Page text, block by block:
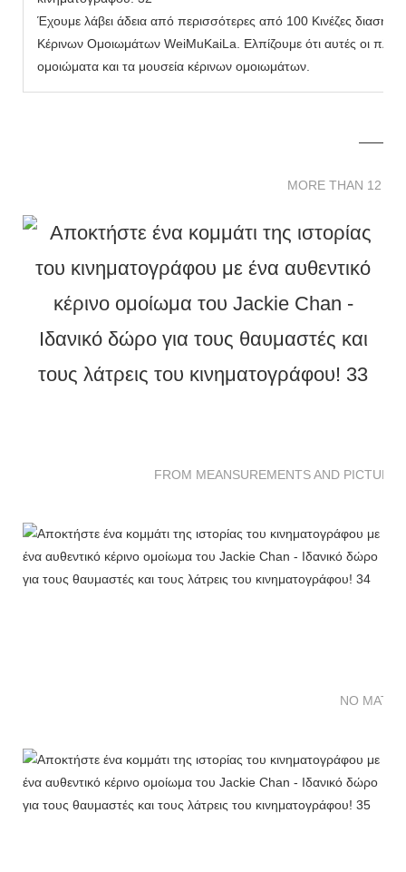
Έχουμε λάβει άδεια από περισσότερες από 100 Κινέζες
Κέρινων Ομοιωμάτων WeiMuKaiLa. Ελπίζουμε ότι αυτές οι
ομοιώματα και τα μουσεία κέρινων ομοιωμάτων.
MORE THAN 12
FROM MEANSUREMENTS AND
NO